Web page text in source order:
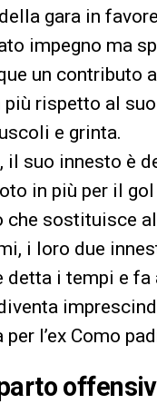
gara in
impegno ma
un contributo
rispetto al
e grinta.
il suo innesto è
in più per il gol
che sostituisce
i loro due
i tempi e fa
l’ex Como